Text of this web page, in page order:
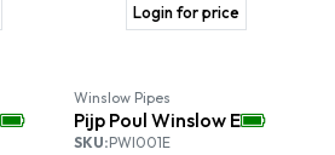
Login for price
Winslow Pipes
Pijp Poul Winslow E
SKU:PWI001E